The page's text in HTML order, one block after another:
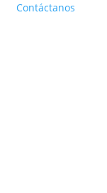
Contáctanos